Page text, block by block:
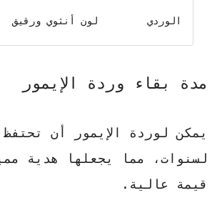
الوردي لون أنثوي ورقيق
مدة بقاء وردة الإيمور
يمكن لوردة الإيمور أن تحتفظ
لسنوات، مما يجعلها هدية
قيمة عالية.